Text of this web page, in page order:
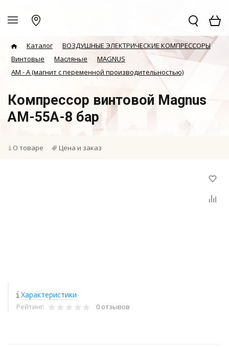
Каталог
ВОЗДУШНЫЕ ЭЛЕКТРИЧЕСКИЕ КОМПРЕССОРЫ
Винтовые
Масляные
MAGNUS
АМ - А (магнит с переменной производительностью)
Компрессор винтовой Magnus
AM-55A-8 бар
О товаре Цена и заказ
Характеристики
Рейтинг: 0 отзывов